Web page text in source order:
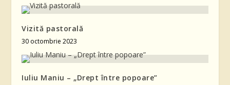
Vizită pastorală
30 octombrie 2023
Iuliu Maniu – „Drept între popoare”